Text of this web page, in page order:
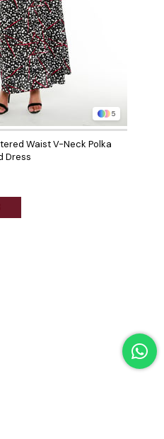
5
Waist V-Neck Polka
Dress